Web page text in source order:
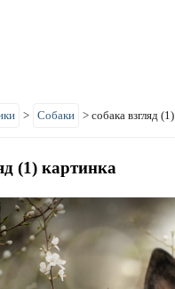
> Собаки > собака взгляд (1)
(1) картинка